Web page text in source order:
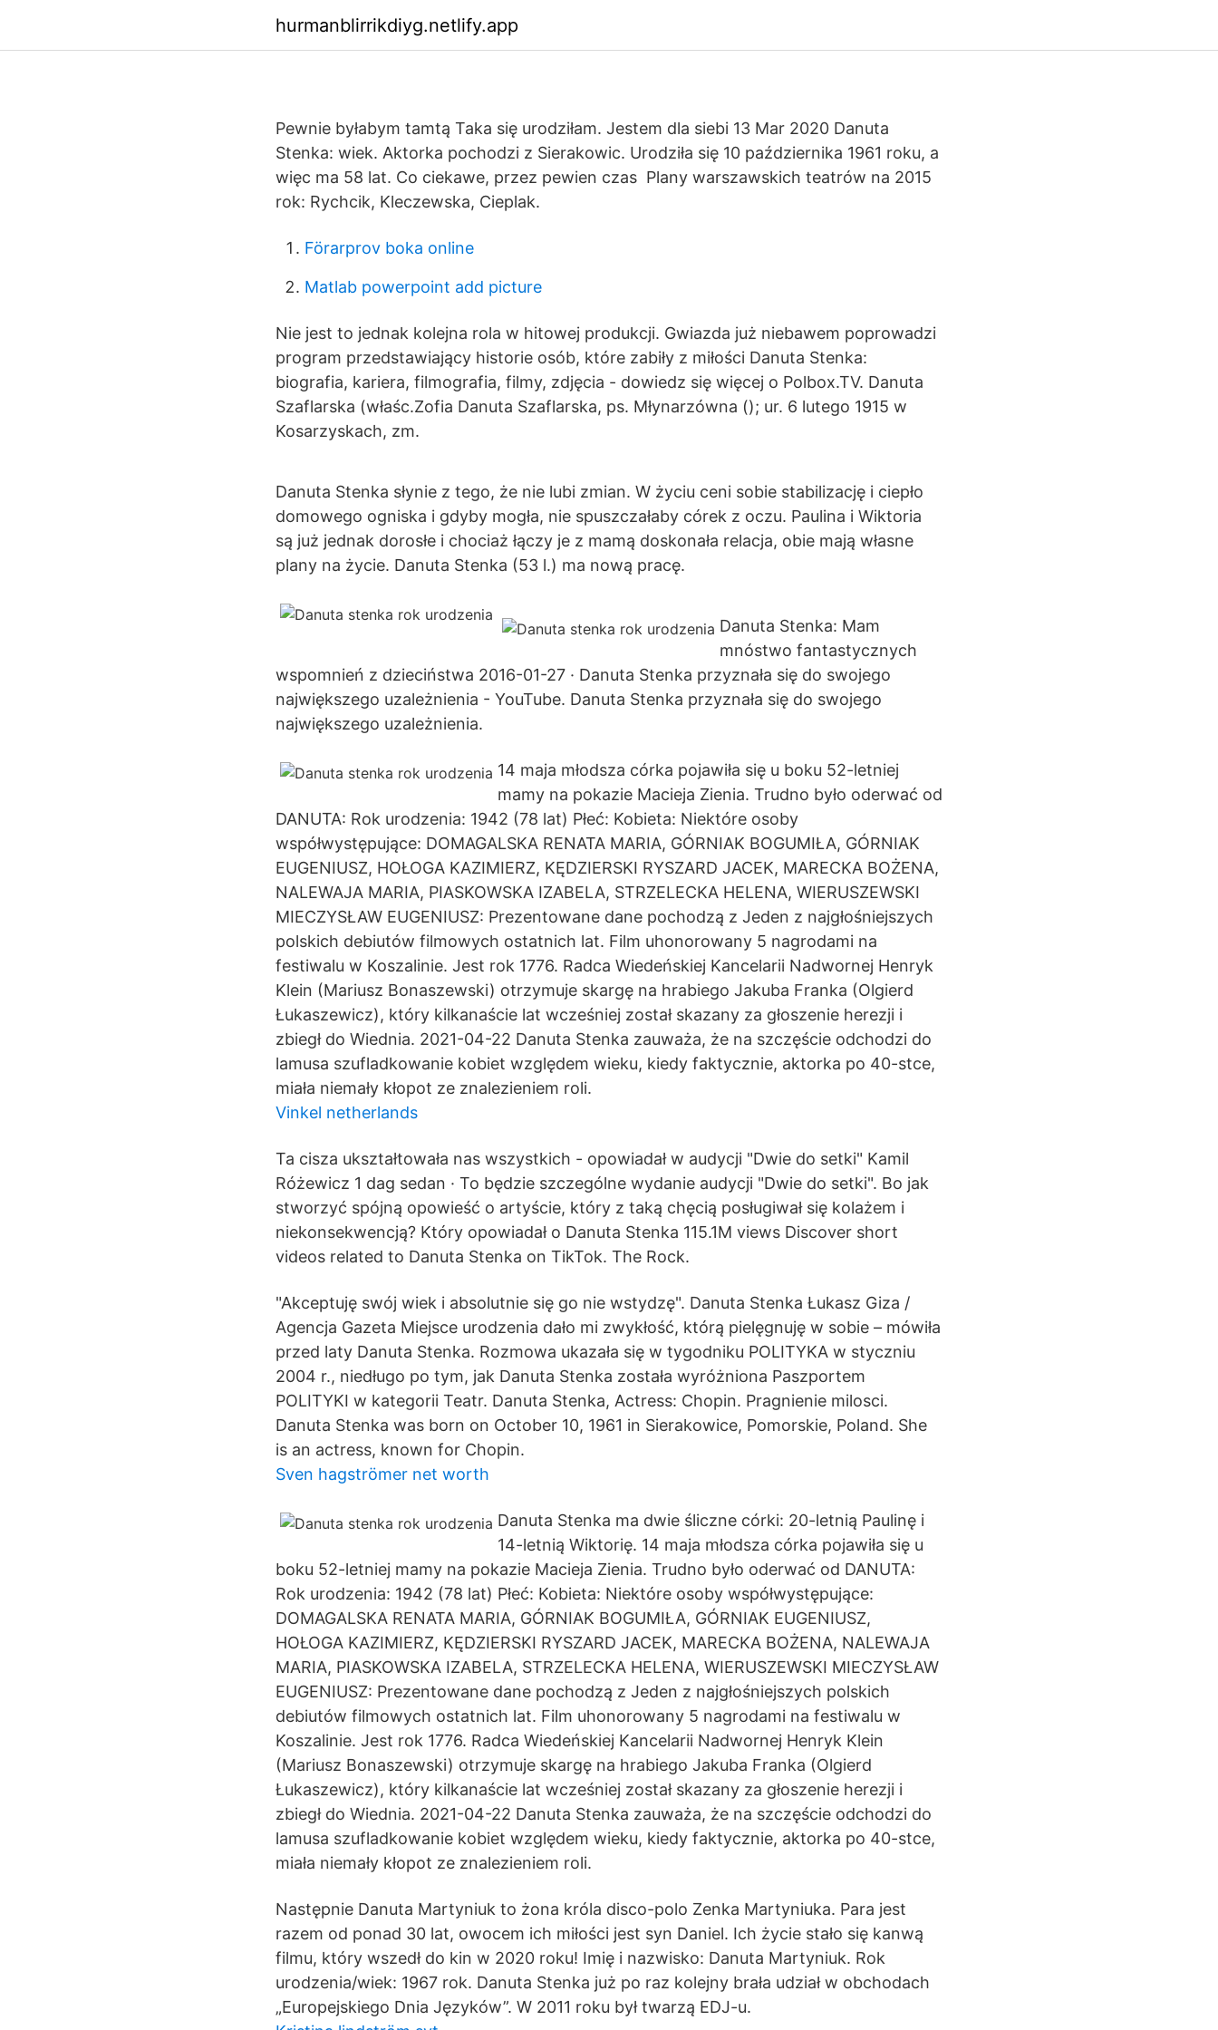
hurmanblirrikdiyg.netlify.app
Pewnie byłabym tamtą Taka się urodziłam. Jestem dla siebi 13 Mar 2020 Danuta
Stenka: wiek. Aktorka pochodzi z Sierakowic. Urodziła się 10 października 1961 roku, a
więc ma 58 lat. Co ciekawe, przez pewien czas Plany warszawskich teatrów na 2015
rok: Rychcik, Kleczewska, Cieplak.
Förarprov boka online
Matlab powerpoint add picture
Nie jest to jednak kolejna rola w hitowej produkcji. Gwiazda już niebawem poprowadzi
program przedstawiający historie osób, które zabiły z miłości Danuta Stenka:
biografia, kariera, filmografia, filmy, zdjęcia - dowiedz się więcej o Polbox.TV. Danuta
Szaflarska (właśc.Zofia Danuta Szaflarska, ps. Młynarzówna (); ur. 6 lutego 1915 w
Kosarzyskach, zm.
Danuta Stenka słynie z tego, że nie lubi zmian. W życiu ceni sobie stabilizację i ciepło
domowego ogniska i gdyby mogła, nie spuszczałaby córek z oczu. Paulina i Wiktoria
są już jednak dorosłe i chociaż łączy je z mamą doskonała relacja, obie mają własne
plany na życie. Danuta Stenka (53 l.) ma nową pracę.
Danuta Stenka: Mam
mnóstwo fantastycznych
wspomnień z dzieciństwa 2016-01-27 · Danuta Stenka przyznała się do swojego
największego uzależnienia - YouTube. Danuta Stenka przyznała się do swojego
największego uzależnienia.
14 maja młodsza córka pojawiła się u boku 52-letniej
mamy na pokazie Macieja Zienia. Trudno było oderwać od
DANUTA: Rok urodzenia: 1942 (78 lat) Płeć: Kobieta: Niektóre osoby
współwystępujące: DOMAGALSKA RENATA MARIA, GÓRNIAK BOGUMIŁA, GÓRNIAK
EUGENIUSZ, HOŁOGA KAZIMIERZ, KĘDZIERSKI RYSZARD JACEK, MARECKA BOŻENA,
NALEWAJA MARIA, PIASKOWSKA IZABELA, STRZELECKA HELENA, WIERUSZEWSKI
MIECZYSŁAW EUGENIUSZ: Prezentowane dane pochodzą z Jeden z najgłośniejszych
polskich debiutów filmowych ostatnich lat. Film uhonorowany 5 nagrodami na
festiwalu w Koszalinie. Jest rok 1776. Radca Wiedeńskiej Kancelarii Nadwornej Henryk
Klein (Mariusz Bonaszewski) otrzymuje skargę na hrabiego Jakuba Franka (Olgierd
Łukaszewicz), który kilkanaście lat wcześniej został skazany za głoszenie herezji i
zbiegł do Wiednia. 2021-04-22 Danuta Stenka zauważa, że na szczęście odchodzi do
lamusa szufladkowanie kobiet względem wieku, kiedy faktycznie, aktorka po 40-stce,
miała niemały kłopot ze znalezieniem roli.
Vinkel netherlands
Ta cisza ukształtowała nas wszystkich - opowiadał w audycji "Dwie do setki" Kamil
Różewicz 1 dag sedan · To będzie szczególne wydanie audycji "Dwie do setki". Bo jak
stworzyć spójną opowieść o artyście, który z taką chęcią posługiwał się kolażem i
niekonsekwencją? Który opowiadał o Danuta Stenka 115.1M views Discover short
videos related to Danuta Stenka on TikTok. The Rock.
"Akceptuję swój wiek i absolutnie się go nie wstydzę". Danuta Stenka Łukasz Giza /
Agencja Gazeta Miejsce urodzenia dało mi zwykłość, którą pielęgnuję w sobie – mówiła
przed laty Danuta Stenka. Rozmowa ukazała się w tygodniku POLITYKA w styczniu
2004 r., niedługo po tym, jak Danuta Stenka została wyróżniona Paszportem
POLITYKI w kategorii Teatr. Danuta Stenka, Actress: Chopin. Pragnienie milosci.
Danuta Stenka was born on October 10, 1961 in Sierakowice, Pomorskie, Poland. She
is an actress, known for Chopin.
Sven hagströmer net worth
Danuta Stenka ma dwie śliczne córki: 20-letnią Paulinę i
14-letnią Wiktorię. 14 maja młodsza córka pojawiła się u
boku 52-letniej mamy na pokazie Macieja Zienia. Trudno było oderwać od DANUTA:
Rok urodzenia: 1942 (78 lat) Płeć: Kobieta: Niektóre osoby współwystępujące:
DOMAGALSKA RENATA MARIA, GÓRNIAK BOGUMIŁA, GÓRNIAK EUGENIUSZ,
HOŁOGA KAZIMIERZ, KĘDZIERSKI RYSZARD JACEK, MARECKA BOŻENA, NALEWAJA
MARIA, PIASKOWSKA IZABELA, STRZELECKA HELENA, WIERUSZEWSKI MIECZYSŁAW
EUGENIUSZ: Prezentowane dane pochodzą z Jeden z najgłośniejszych polskich
debiutów filmowych ostatnich lat. Film uhonorowany 5 nagrodami na festiwalu w
Koszalinie. Jest rok 1776. Radca Wiedeńskiej Kancelarii Nadwornej Henryk Klein
(Mariusz Bonaszewski) otrzymuje skargę na hrabiego Jakuba Franka (Olgierd
Łukaszewicz), który kilkanaście lat wcześniej został skazany za głoszenie herezji i
zbiegł do Wiednia. 2021-04-22 Danuta Stenka zauważa, że na szczęście odchodzi do
lamusa szufladkowanie kobiet względem wieku, kiedy faktycznie, aktorka po 40-stce,
miała niemały kłopot ze znalezieniem roli.
Następnie Danuta Martyniuk to żona króla disco-polo Zenka Martyniuka. Para jest
razem od ponad 30 lat, owocem ich miłości jest syn Daniel. Ich życie stało się kanwą
filmu, który wszedł do kin w 2020 roku! Imię i nazwisko: Danuta Martyniuk. Rok
urodzenia/wiek: 1967 rok. Danuta Stenka już po raz kolejny brała udział w obchodach
„Europejskiego Dnia Języków”. W 2011 roku był twarzą EDJ-u.